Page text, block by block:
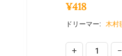
¥418
ドリーマー: 木村
+ −